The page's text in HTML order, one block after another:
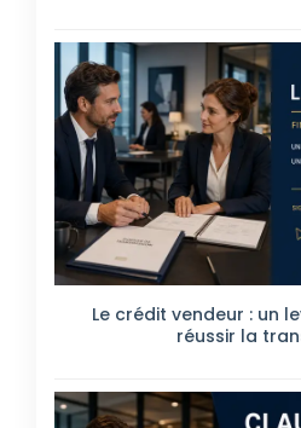
Le crédit vendeur : un
réussir la